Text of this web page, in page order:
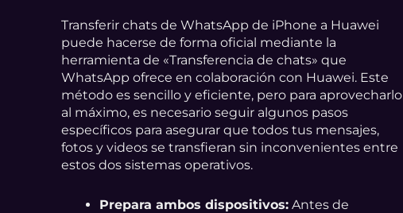
Transferir chats de WhatsApp de iPhone a Huawei
puede hacerse de forma oficial mediante la
herramienta de «Transferencia de chats» que
WhatsApp ofrece en colaboración con Huawei. Este
método es sencillo y eficiente, pero para aprovecharlo
al máximo, es necesario seguir algunos pasos
específicos para asegurar que todos tus mensajes,
fotos y videos se transfieran sin inconvenientes entre
estos dos sistemas operativos.
Prepara ambos dispositivos: Antes de